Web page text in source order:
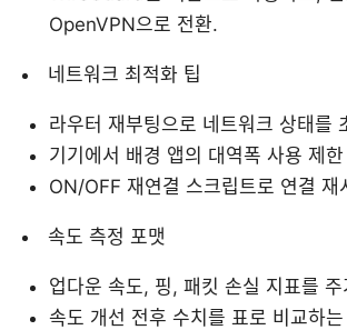
OpenVPN으로 전환.
네트워크 최적화 팁
라우터 재부팅으로 네트워크 상태를
기기에서 배경 앱의 대역폭 사용 제한
ON/OFF 재연결 스크립트로 연결 재
속도 측정 포맷
업다운 속도, 핑, 패킷 손실 지표를 주
속도 개선 전후 수치를 표로 비교하